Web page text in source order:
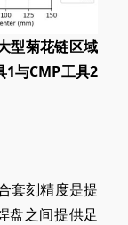
型菊花链区域
1与CMP工具2
套刻精度是提
盘之间提供足